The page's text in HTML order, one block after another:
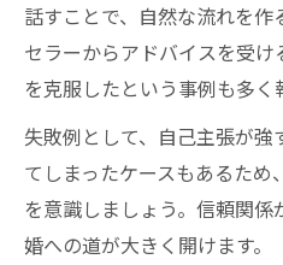
話すことで、自然な流れを作
セラーからアドバイスを受
を克服したという事例も多く
失敗例として、自己主張が
てしまったケースもあるた
を意識しましょう。信頼関
婚への道が大きく開けます。